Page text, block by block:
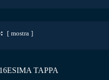
mostra
TAPPA